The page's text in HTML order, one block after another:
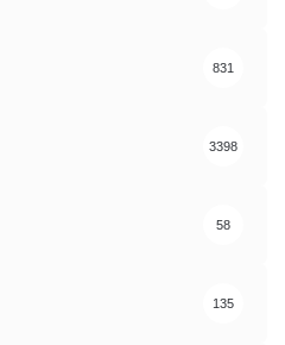
831
3398
58
135